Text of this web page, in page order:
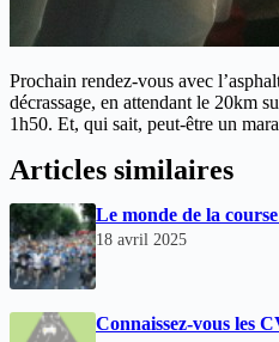
Prochain rendez-vous avec
décrassage, en attendant le 20km
1h50. Et, qui sait, peut-être un
Articles similaires
Le monde de la
18 avril 2025
Connaissez-vous les